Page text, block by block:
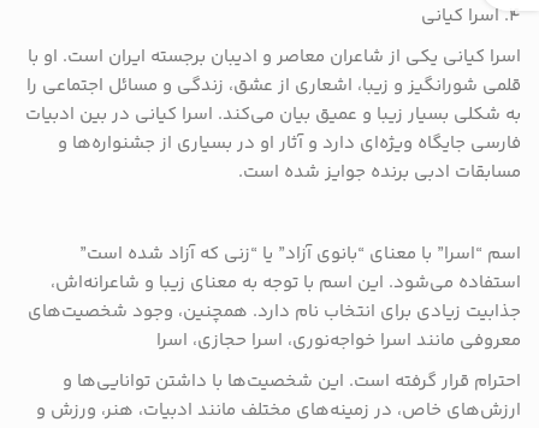
۴. اسرا کیانی
اسرا کیانی یکی از شاعران معاصر و ادیبان برجسته ایران است. او با
قلمی شورانگیز و زیبا، اشعاری از عشق، زندگی و مسائل اجتماعی را
به شکلی بسیار زیبا و عمیق بیان می‌کند. اسرا کیانی در بین ادبیات
فارسی جایگاه ویژه‌ای دارد و آثار او در بسیاری از جشنواره‌ها و
مسابقات ادبی برنده جوایز شده است.
اسم “اسرا” با معنای “بانوی آزاد” یا “زنی که آزاد شده است”
استفاده می‌شود. این اسم با توجه به معنای زیبا و شاعرانه‌اش،
جذابیت زیادی برای انتخاب نام دارد. همچنین، وجود شخصیت‌های
معروفی مانند اسرا خواجه‌نوری، اسرا حجازی، اسرا
احترام قرار گرفته است. این شخصیت‌ها با داشتن توانایی‌ها و
ارزش‌های خاص، در زمینه‌های مختلف مانند ادبیات، هنر، ورزش و